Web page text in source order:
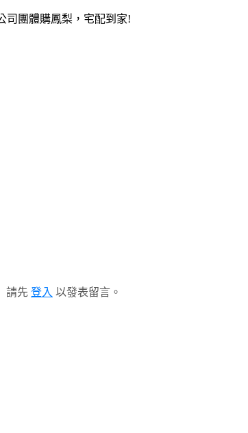
司團體購鳳梨，宅配到家!
請先 登入 以發表留言。